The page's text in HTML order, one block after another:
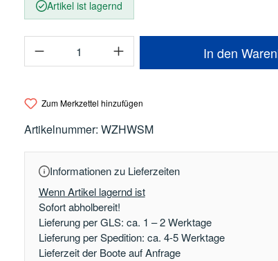
Artikel ist lagernd
Produkt Anzahl: Gib denIn den
Zum Merkzettel hinzufügen
Artikelnummer: WZHWSM
Informationen zu Lieferzeiten
Wenn Artikel lagernd ist
Sofort abholbereit!
Lieferung per GLS: ca. 1 – 2 Werktage
Lieferung per Spedition: ca. 4-5 Werktage
Lieferzeit der Boote auf Anfrage